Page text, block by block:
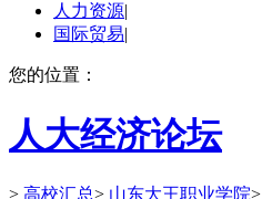
人力资源|
国际贸易|
您的位置：
人大经济论坛
> 高校汇总> 山东大王职业学院>